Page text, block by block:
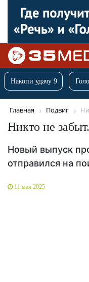
Накопи удачу 9
Главная Подвиг
Никто не
Новый выпуск
отправился на
11 мая 2025